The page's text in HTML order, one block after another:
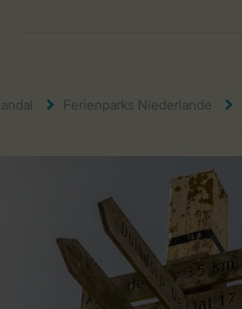
Ferienparks Niederlande